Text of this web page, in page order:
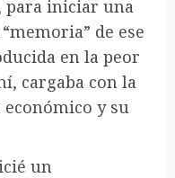
para iniciar una
de ese
en la peor
cargaba con la
y su
un